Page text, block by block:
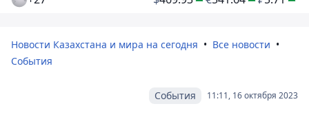
Новости Казахстана и мира на сегодня
Все новости
События
11:11, 16 октября 2023
События